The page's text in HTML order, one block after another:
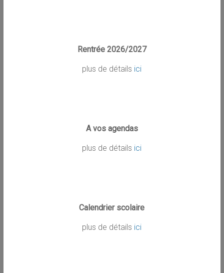
Rentrée 2026/2027
plus de détails ici
A vos agendas
plus de détails ici
Calendrier scolaire
plus de détails ici